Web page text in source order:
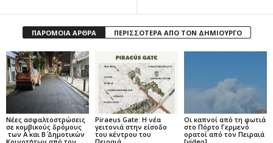
ΠΑΡΟΜΟΙΑ ΑΡΘΡΑ ΠΕΡΙΣΣΟΤΕΡΑ ΑΠΟ ΤΟΝ ΔΗΜΙΟΥΡΓΟ
Νέες ασφαλτοστρώσεις
σε κομβικούς δρόμους
των Α΄ και Β΄ Δημοτικών
Piraeus Gate: Η νέα
γειτονιά στην είσοδο
του κέντρου του
Οι καπνοί από τη φωτιά
στο Πόρτο Γερμενό
ορατοί από τον Πειραιά